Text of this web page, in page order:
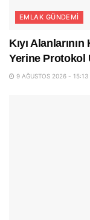
EMLAK GÜNDEMI
Kıyı
Yerine Protokol
9 AĞUSTOS 2026 - 15:13